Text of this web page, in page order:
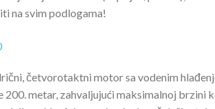
na svim podlogama!
četvorotaktni motor sa vodenim
metar, zahvaljujući maksimalnoj brzini